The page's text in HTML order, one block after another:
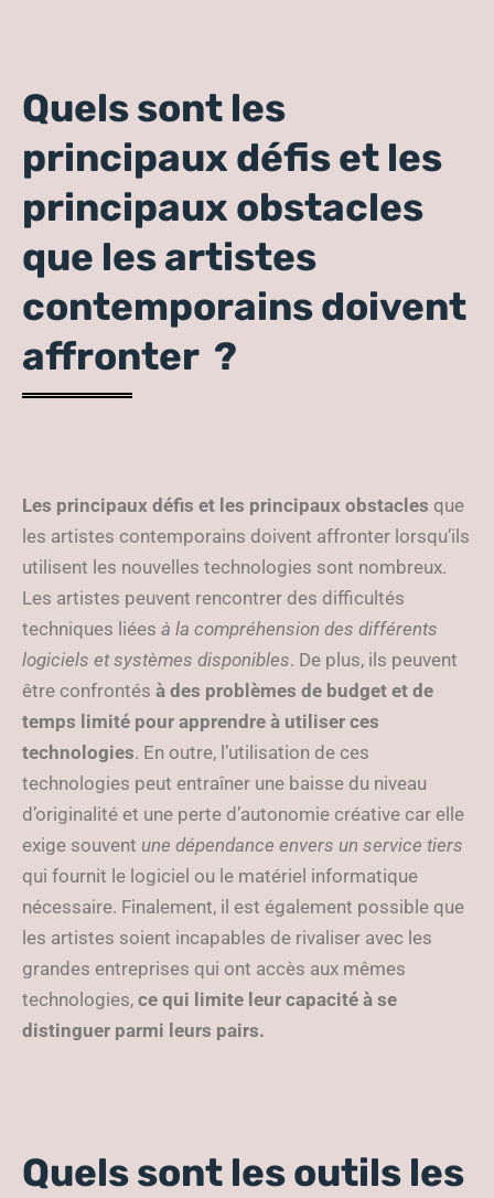
Quels sont les
principaux défis et les
principaux obstacles
que les artistes
contemporains doivent
affronter ?
Les principaux défis et les principaux obstacles que
les artistes contemporains doivent affronter lorsqu’ils
utilisent les nouvelles technologies sont nombreux.
Les artistes peuvent rencontrer des difficultés
techniques liées à la compréhension des différents
logiciels et systèmes disponibles. De plus, ils peuvent
être confrontés à des problèmes de budget et de
temps limité pour apprendre à utiliser ces
technologies. En outre, l’utilisation de ces
technologies peut entraîner une baisse du niveau
d’originalité et une perte d’autonomie créative car elle
exige souvent une dépendance envers un service tiers
qui fournit le logiciel ou le matériel informatique
nécessaire. Finalement, il est également possible que
les artistes soient incapables de rivaliser avec les
grandes entreprises qui ont accès aux mêmes
technologies, ce qui limite leur capacité à se
distinguer parmi leurs pairs.
Quels sont les outils les